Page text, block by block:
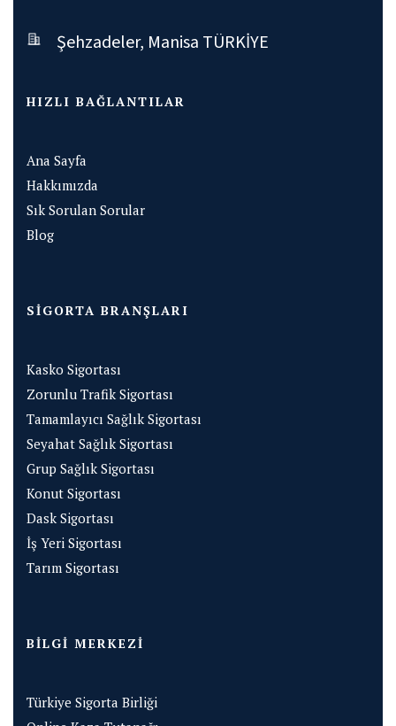
Şehzadeler, Manisa TÜRKİYE
HIZLI BAĞLANTILAR
Ana Sayfa
Hakkımızda
Sık Sorulan Sorular
Blog
SIGORTA BRANŞLARI
Kasko Sigortası
Zorunlu Trafik Sigortası
Tamamlayıcı Sağlık Sigortası
Seyahat Sağlık Sigortası
Grup Sağlık Sigortası
Konut Sigortası
Dask Sigortası
İş Yeri Sigortası
Tarım Sigortası
BILGI MERKEZI
Türkiye Sigorta Birliği